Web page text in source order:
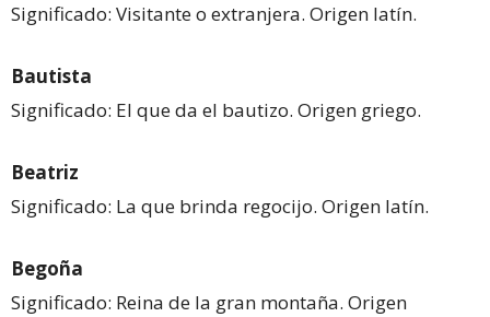
Significado: Visitante o extranjera. Origen latín.
Bautista
Significado: El que da el bautizo. Origen griego.
Beatriz
Significado: La que brinda regocijo. Origen latín.
Begoña
Significado: Reina de la gran montaña. Origen